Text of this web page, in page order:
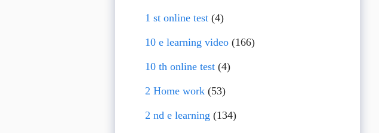
1 st online test(4)
10 e learning video(166)
10 th online test(4)
2 Home work(53)
2 nd e learning (134)